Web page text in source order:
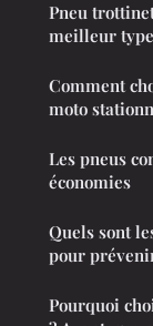
Pneu
meilleur type
Comment
moto
Les pneus
économies
Quels sont
pour
Pourquoi